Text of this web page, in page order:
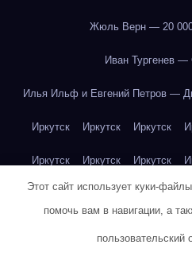
Жюль Верн — 20
Иван Тургенев —
Илья Ильф и Евгений Петров —
Иркутск Иркутск Иркутск
Иркутск Иркутск Иркутск
Иркутск Иркутск Иркутск
Этот сайт использует куки-
помочь вам в навигации, а
пользовательский